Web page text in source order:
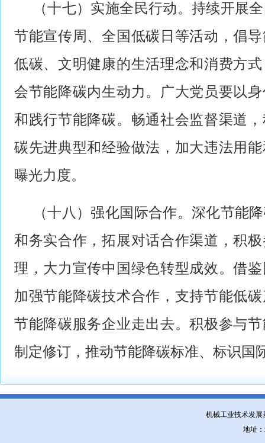
（十七）实施全民行动。持续开展
节能宣传周、全国低碳日等活动，倡
低碳、文明健康的生活理念和消费方
会节能降碳内生动力。广大党员要以
和践行节能降碳。畅通社会监督渠道
碳先进典型和经验做法，加大违法用
曝光力度。
（十八）强化国际合作。深化节能
和务实合作，拓展对话合作渠道，积
理，大力宣传中国绿色转型成效。借
加强节能降碳技术合作，支持节能低
节能降碳服务企业走出去。积极参与
制定修订，推动节能降碳标准、标识国
机械工业技术发
地址